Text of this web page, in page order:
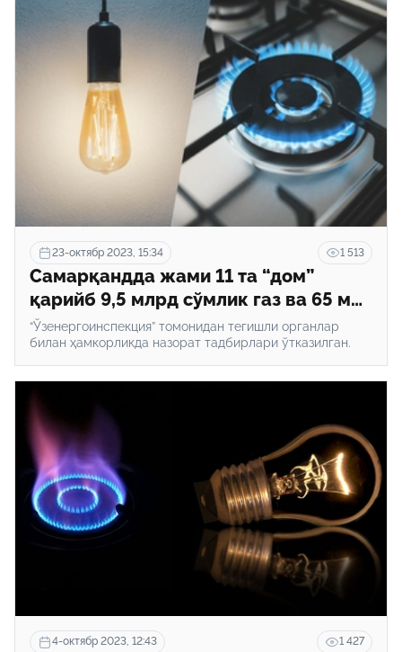
23-октябр 2023, 15:34 1 513
Самарқандда жами 11 та “дом”
қарийб 9,5 млрд сўмлик газ ва 65 млн
сўмлик “свет”дан ўғринча
фойдалангани аниқланди
“Ўзенергоинспекция” томонидан тегишли органлар
билан ҳамкорликда назорат тадбирлари ўтказилган.
4-октябр 2023, 12:43 1 427